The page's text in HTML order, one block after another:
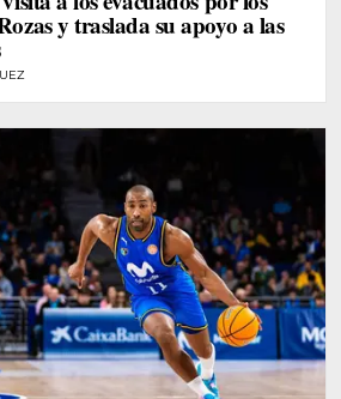
y traslada su apoyo a las